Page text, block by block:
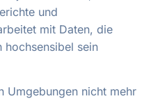
und
mit Daten, die
sein
Umgebungen nicht mehr